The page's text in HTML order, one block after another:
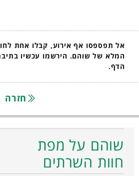
אל תפספסו אף אירוע, קבלו אחת
המלא של שוהם. הירשמו עכשיו
הדף.
חזרה
שוהם על מפת
חוות השרתים